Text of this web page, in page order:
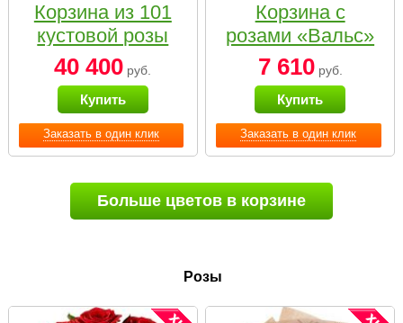
Заказать в один клик
Корзина из 101
кустовой розы
нежных тонов
40 400 руб.
Купить
Заказать в один клик
Корзина с
розами «Вальс»
7 610руб.
Купить
Больше цветов в корзине
Розы